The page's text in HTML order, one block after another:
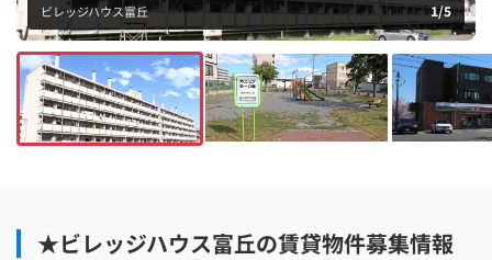
ビレッジハウス富丘 1/5
★ビレッジハウス富丘の賃貸物件募集情報